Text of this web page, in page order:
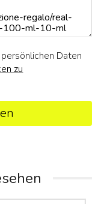
Daten
zu